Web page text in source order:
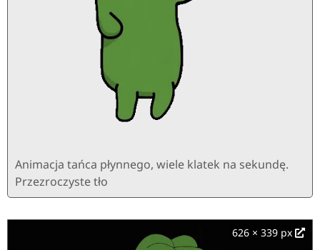
Animacja tańca płynnego, wiele klatek na sekundę.
Przezroczyste tło
626 × 339 px